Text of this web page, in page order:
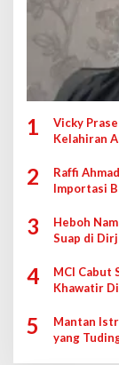
1
Vicky
Kelahiran
2
Raffi
Importasi
3
Heboh
Suap di
4
MCI Cabut
Khawatir
5
Mantan
yang